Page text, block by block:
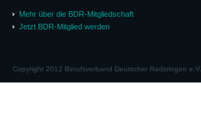
Mehr über die BDR-Mitgliedschaft
Jetzt BDR-Mitglied werden
Copyright 2012 Berufsverband Deutscher Radiologen e.V.